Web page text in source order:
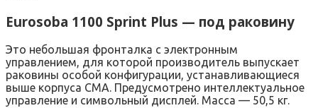
Eurosoba 1100 Sprint Plus — под раковину
Это небольшая фронталка с электронным
управлением, для которой производитель выпускает
раковины особой конфигурации, устанавливающиеся
выше корпуса СМА. Предусмотрено интеллектуальное
управление и символьный дисплей. Масса — 50,5 кг.